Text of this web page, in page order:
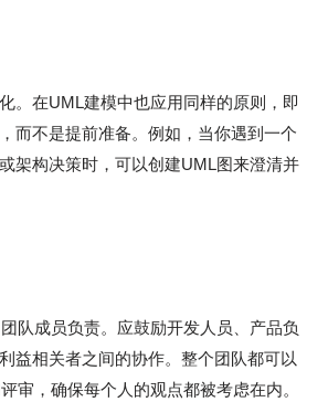
。在UML建模中也应用同样的原则，即
而不是提前准备。例如，当你遇到一个
架构决策时，可以创建UML图来澄清并
队成员负责。应鼓励开发人员、产品负
益相关者之间的协作。整个团队都可以
审，确保每个人的观点都被考虑在内。